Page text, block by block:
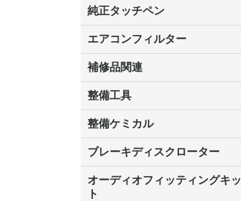
ALTIA(アルティア)
インターサポート(G-SCAN)
TAPS Inc.(タップスアイエヌシ
ツールプラネット
デンソーソリューション
日本ベンチャー
日立オートパーツ&サービス
ヤマト自動車
Seednew(シーズニュー)
BANZAI
コードリーダー各種
オプション各種
純正タッチペン
レクサス
トヨタ
日産
ホンダ
三菱
マツダ
スバル
ダイハツ
スズキ
エアコンフィルター
補修品関連
整備工具
KOTO
ガレージジャッキ
エアーツール
ハンドツール
車両診断機
整備ケミカル
冷却水関連
エアコン整備
ドライブジョイDJ
ブレーキディスクローター
オーディオフィッティングキッ
ト